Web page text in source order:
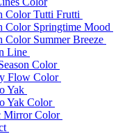
Color Tutti Frutti
Color Springtime Mood
Color Summer Breeze
Line
Color
Flow Color
Yak
Yak Color
Mirror Color